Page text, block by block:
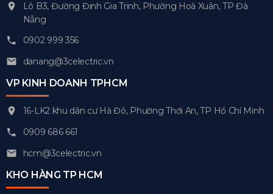
Lô B3, Đường Đinh Gia Trinh, Phường Hoà Xuân, TP Đà
Nẵng
0902 999 356
danang@3celectric.vn
VP KINH DOANH TPHCM
16-LK2 khu dân cư Hà Đô, Phường Thới An, TP Hồ Chí Minh
0909 686 661
hcm@3celectric.vn
KHO HÀNG TP HCM